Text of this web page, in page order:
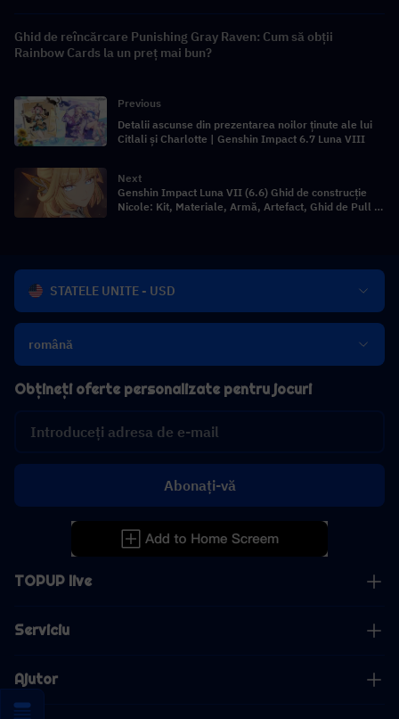
Ghid de reîncărcare Punishing Gray Raven: Cum să obții
Rainbow Cards la un preț mai bun?
Previous
Detalii ascunse din prezentarea noilor ținute ale lui
Citlali și Charlotte | Genshin Impact 6.7 Luna VIII
Next
Genshin Impact Luna VII (6.6) Ghid de construcție
Nicole: Kit, Materiale, Armă, Artefact, Ghid de Pull și
STATELE UNITE - USD
română
TOPUP live
Serviciu
Ajutor
Obțineți oferte personalizate pentru jocuri
Abonați-vă